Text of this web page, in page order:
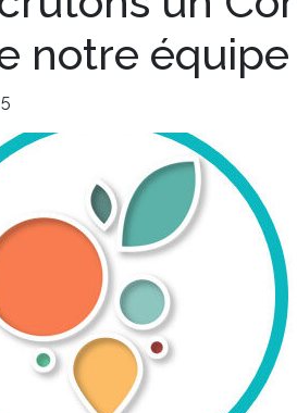
notre équipe